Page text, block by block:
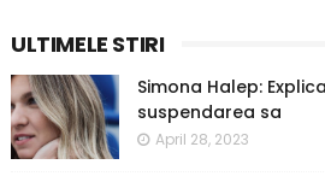
ULTIMELE STIRI
Simona Halep:
suspendarea sa
April 28, 2023